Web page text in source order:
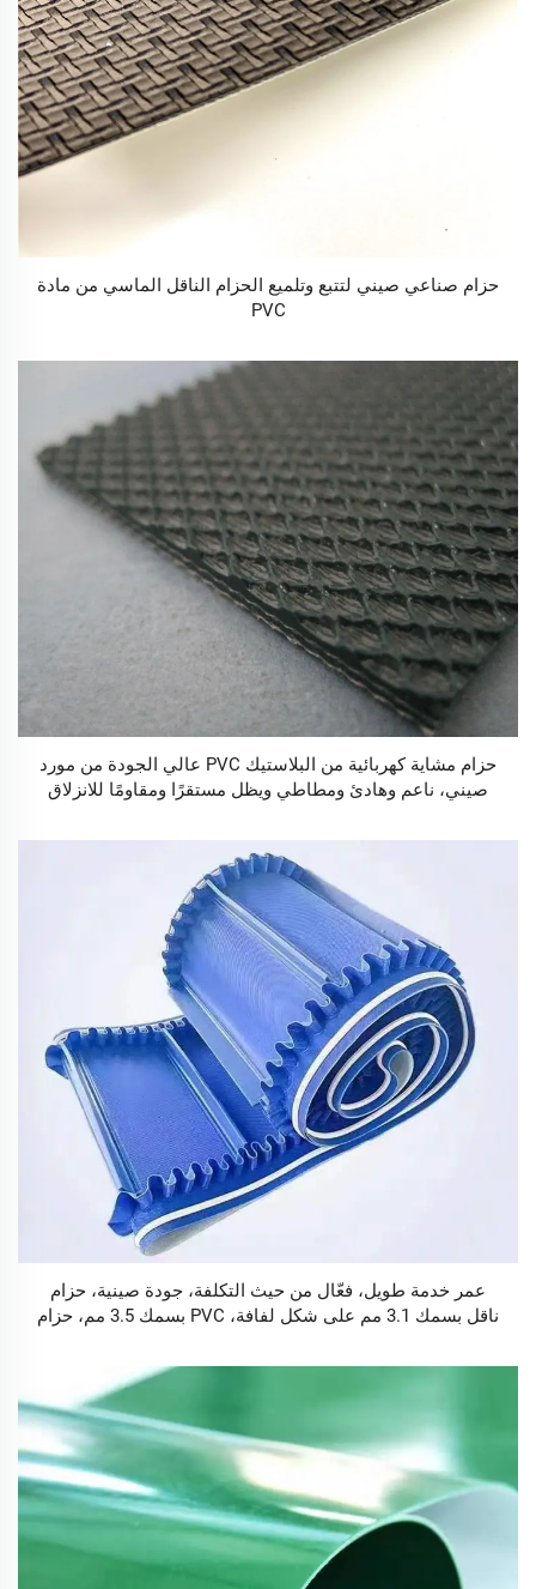
حزام صناعي صيني لتتبع وتلميع الحزام الناقل الماسي من مادة
PVC
حزام مشاية كهربائية من البلاستيك PVC عالي الجودة من مورد
صيني، ناعم وهادئ ومطاطي ويظل مستقرًا ومقاومًا للانزلاق
عمر خدمة طويل، فعّال من حيث التكلفة، جودة صينية، حزام
ناقل بسمك 3.1 مم على شكل لفافة، PVC بسمك 3.5 مم، حزام